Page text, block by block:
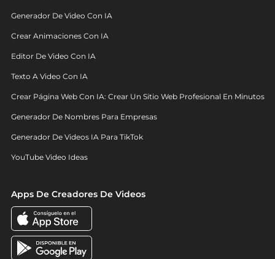
Generador De Video Con IA
Crear Animaciones Con IA
Editor De Video Con IA
Texto A Video Con IA
Crear Página Web Con IA: Crear Un Sitio Web Profesional En Minutos
Generador De Nombres Para Empresas
Generador De Videos IA Para TikTok
YouTube Video Ideas
Apps De Creadores De Videos